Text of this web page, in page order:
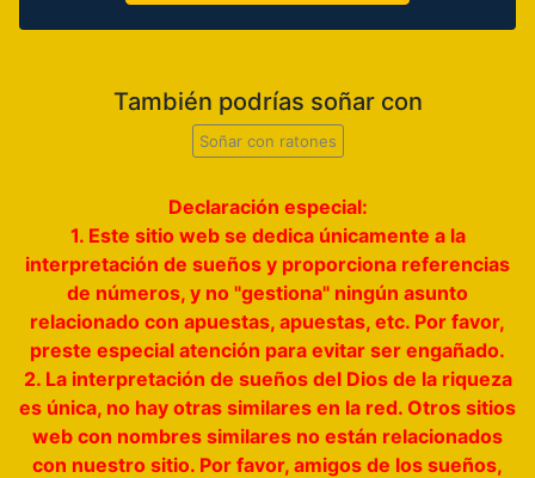
También podrías soñar con
Soñar con ratones
Declaración especial:
1. Este sitio web se dedica únicamente a la
interpretación de sueños y proporciona referencias
de números, y no "gestiona" ningún asunto
relacionado con apuestas, apuestas, etc. Por favor,
preste especial atención para evitar ser engañado.
2. La interpretación de sueños del Dios de la riqueza
es única, no hay otras similares en la red. Otros sitios
web con nombres similares no están relacionados
con nuestro sitio. Por favor, amigos de los sueños,